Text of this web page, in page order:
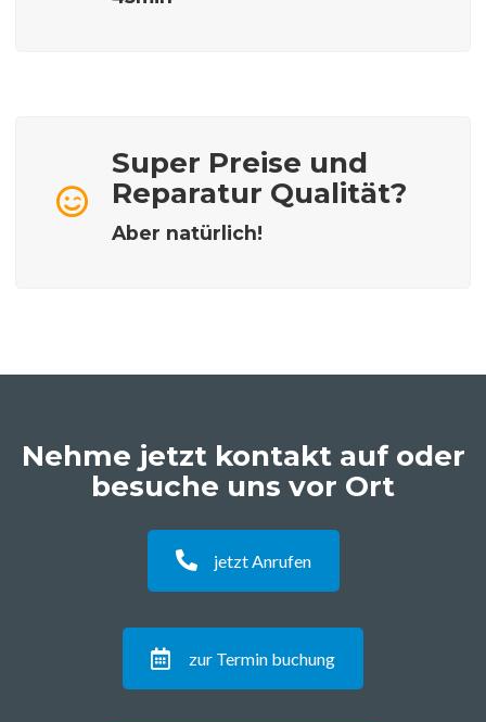
Super Preise und
Reparatur Qualität?
Aber natürlich!
Nehme jetzt kontakt auf oder
besuche uns vor Ort
jetzt Anrufen
zur Termin buchung